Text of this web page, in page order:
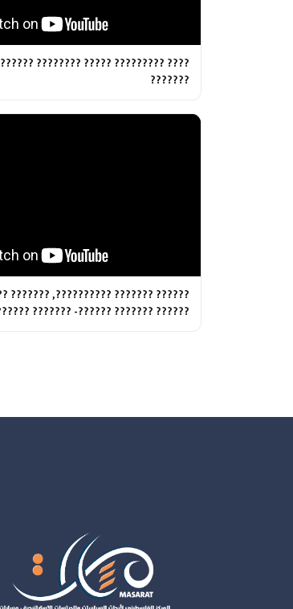
????? ???????? ??????? - ???????
???????
??????? ??????? ??? ????
??????? ??????- ??????? ???????